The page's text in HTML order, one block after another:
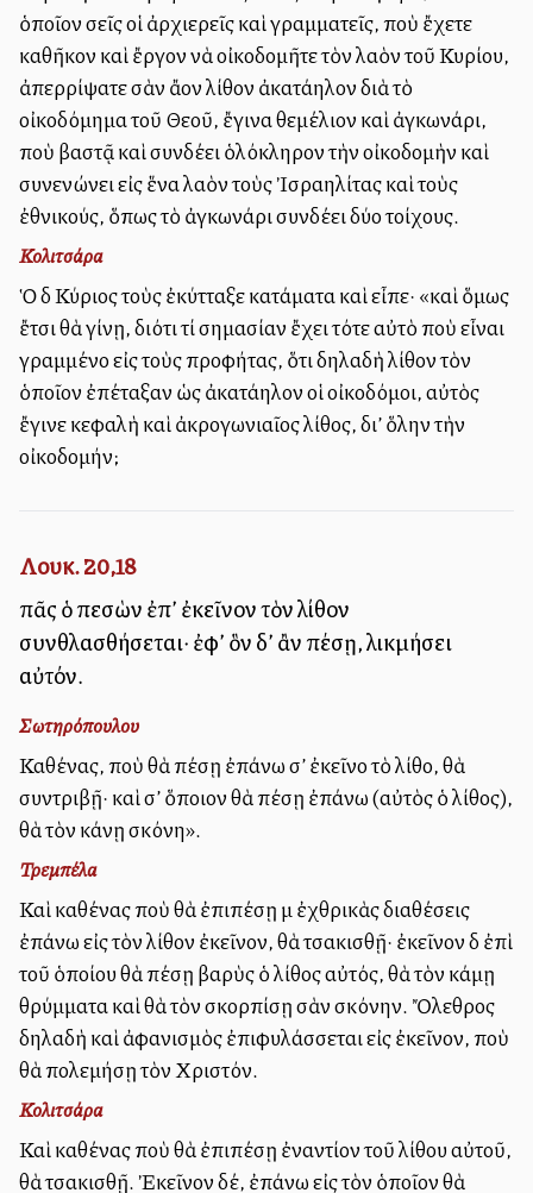
ὁποῖον σεῖς οἱ ἀρχιερεῖς καὶ γραμματεῖς, ποὺ ἔχετε
καθῆκον καὶ ἔργον νὰ οἰκοδομῆτε τὸν λαὸν τοῦ Κυρίου,
ἀπερρίψατε σὰν ἄλλον λίθον ἀκατάλληλον διὰ τὸ
οἰκοδόμημα τοῦ Θεοῦ, ἔγινα θεμέλιον καὶ ἀγκωνάρι,
ποὺ βαστᾷ καὶ συνδέει ὁλόκληρον τὴν οἰκοδομὴν καὶ
συνενώνει εἰς ἕνα λαὸν τοὺς Ἰσραηλίτας καὶ τοὺς
ἐθνικούς, ὅπως τὸ ἀγκωνάρι συνδέει δύο τοίχους.
Κολιτσάρα
Ὁ δὲ Κύριος τοὺς ἐκύτταξε κατάματα καὶ εἶπε· «καὶ ὅμως
ἔτσι θὰ γίνῃ, διότι τί σημασίαν ἔχει τότε αὐτὸ ποὺ εἶναι
γραμμένο εἰς τοὺς προφήτας, ὅτι δηλαδὴ λίθον τὸν
ὁποῖον ἐπέταξαν ὡς ἀκατάλληλον οἱ οἰκοδόμοι, αὐτὸς
ἔγινε κεφαλὴ καὶ ἀκρογωνιαῖος λίθος, δι’ ὅλην τὴν
οἰκοδομήν;
Λουκ. 20,18
πᾶς ὁ πεσὼν ἐπ’ ἐκεῖνον τὸν λίθον
συνθλασθήσεται· ἐφ’ ὃν δ’ ἂν πέσῃ, λικμήσει
αὐτόν.
Σωτηρόπουλου
Καθένας, ποὺ θὰ πέσῃ ἐπάνω σ’ ἐκεῖνο τὸ λίθο, θὰ
συντριβῇ· καὶ σ’ ὅποιον θὰ πέσῃ ἐπάνω (αὐτὸς ὁ λίθος),
θὰ τὸν κάνῃ σκόνη».
Τρεμπέλα
Καὶ καθένας ποὺ θὰ ἐπιπέσῃ μὲ ἐχθρικὰς διαθέσεις
ἐπάνω εἰς τὸν λίθον ἐκεῖνον, θὰ τσακισθῇ· ἐκεῖνον δὲ ἐπὶ
τοῦ ὁποίου θὰ πέσῃ βαρὺς ὁ λίθος αὐτός, θὰ τὸν κάμῃ
θρύμματα καὶ θὰ τὸν σκορπίσῃ σὰν σκόνην. Ὄλεθρος
δηλαδὴ καὶ ἀφανισμὸς ἐπιφυλάσσεται εἰς ἐκεῖνον, ποὺ
θὰ πολεμήσῃ τὸν Χριστόν.
Κολιτσάρα
Καὶ καθένας ποὺ θὰ ἐπιπέσῃ ἐναντίον τοῦ λίθου αὐτοῦ,
θὰ τσακισθῇ. Ἐκεῖνον δέ, ἐπάνω εἰς τὸν ὁποῖον θὰ